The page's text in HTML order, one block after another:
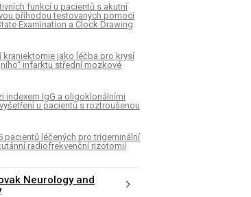
funkcí u pacientů s akutní
příhodou testovaných pomocí
Examination a Clock Drawing
kraniektomie jako léčba pro krysí
infarktu střední mozkové
indexem IgG a oligoklonálními
u pacientů s roztroušenou
pacientů léčených pro trigeminální
radiofrekvenční rizotomií
Neurology and